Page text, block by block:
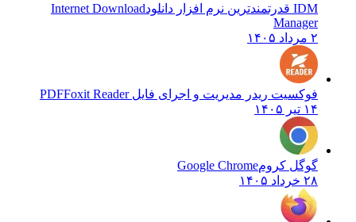
IDM قدرتمندترین نرم افزار دانلود
Internet Download
Manager
۲ مرداد ۱۴۰۵
فوکسیت ریدر مدیریت و اجرای فایل PDFFoxit Reader
۱۴ تیر ۱۴۰۵
گوگل کرومGoogle Chrome
۲۸ خرداد ۱۴۰۵